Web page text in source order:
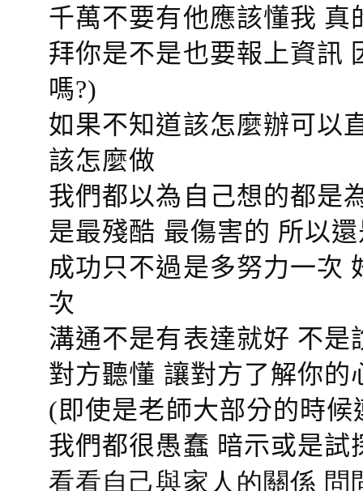
千萬不要有他應該懂我
拜你是不是也要報上資訊
嗎?)
如果不知道該怎麼辦可以
該怎麼做
我們都以為自己想的都是
是最殘酷 最傷害的 所以
成功只不過是多努力一次
次
溝通不是有表達就好 不
對方聽懂 讓對方了解你
(即使是老師大部分的時候
我們都很愚蠢 暗示或是
看看自己與家人的關係